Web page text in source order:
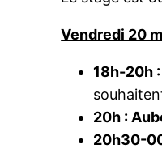
Vendredi 20
18h-20h
20h :
20h30-